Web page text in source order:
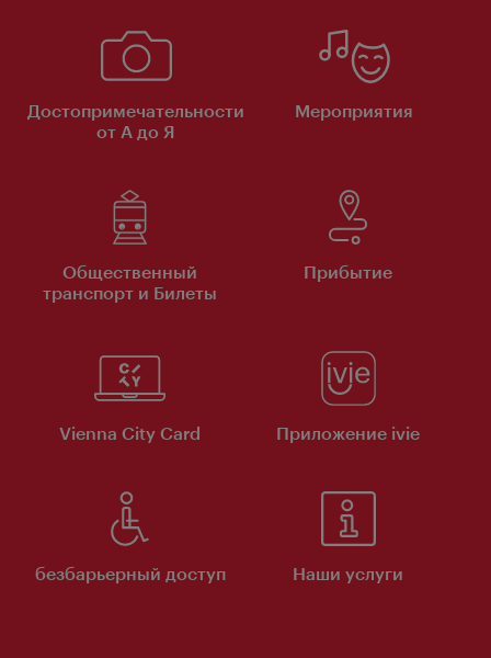
Достопримечательности
от А до Я
Мероприятия
Общественный
транспорт и Билеты
Прибытие
Vienna City Card Приложение ivie
безбарьерный доступ Наши услуги